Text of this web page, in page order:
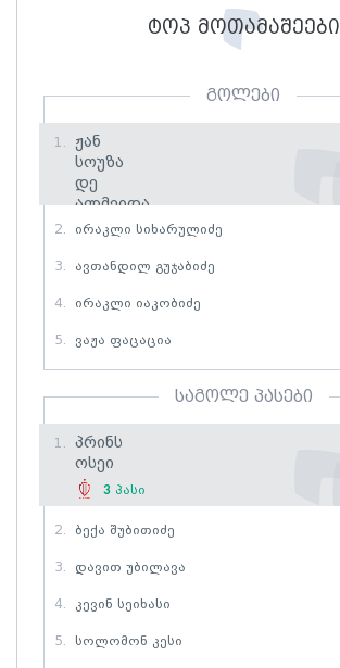
ტოპ მოთამაშეები
გოლები
1.
Ჟან
Სოუზა
Დე
Ალმეიდა
6გოლი
2. Ირაკლი Სიხარულიძე
3. Ავთანდილ Გუჯაბიძე
4. Ირაკლი Იაკობიძე
5. Ვაჟა Ფაცაცია
საგოლე პასები
1.
Პრინს
Ოსეი
3 პასი
2. Ბექა Შუბითიძე
3. Დავით Უბილავა
4. Კევინ Სეიხასი
5. Სოლომონ Კესი